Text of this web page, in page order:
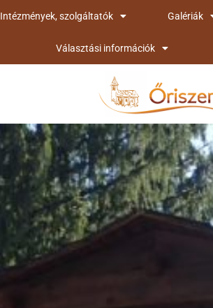
Intézmények, szolgáltatók Galériák
Választási információk